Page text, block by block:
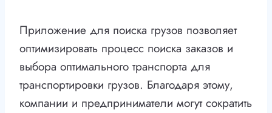
Приложение для поиска грузов позволяет
оптимизировать процесс поиска заказов и
выбора оптимального транспорта для
транспортировки грузов. Благодаря этому,
компании и предприниматели могут сократить